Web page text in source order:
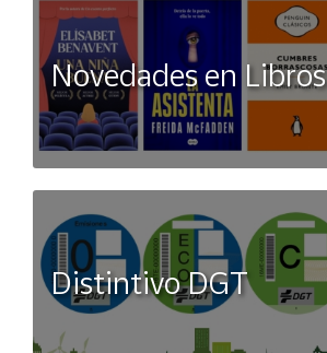
Novedades en Libros
Distintivo DGT